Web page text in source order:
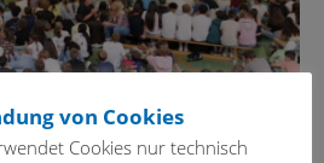
von Cookies
Cookies nur technisch